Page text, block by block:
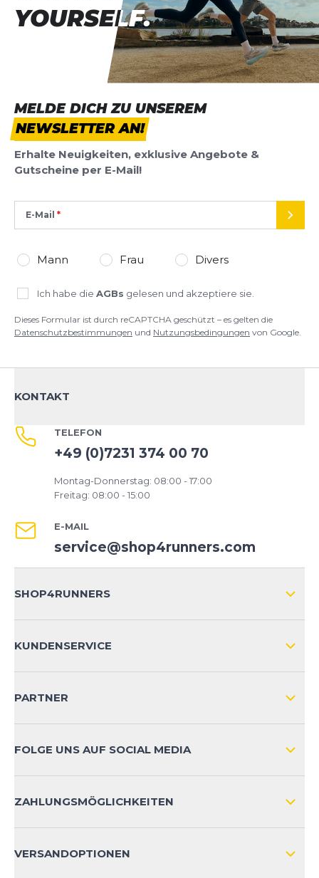
MELDE DICH ZU UNSEREM
NEWSLETTER AN!
Erhalte Neuigkeiten, exklusive Angebote &
Gutscheine per E-Mail!
E-Mail
Mann Frau Divers
Ich habe die AGBs gelesen und akzeptiere sie.
Dieses Formular ist durch reCAPTCHA geschützt – es gelten die
Datenschutzbestimmungen und Nutzungsbedingungen von Google.
YOURSELF.
YOURSELF.
KONTAKT
TELEFON
+49 (0)7231 374 00 70
Montag-Donnerstag: 08:00 - 17:00
Freitag: 08:00 - 15:00
E-MAIL
service@shop4runners.com
SHOP4RUNNERS
KUNDENSERVICE
KONTAKT
PRODUKTSICHERHEIT
PARTNER
FOLGE UNS AUF SOCIAL MEDIA
ZAHLUNGSMÖGLICHKEITEN
VERSANDOPTIONEN